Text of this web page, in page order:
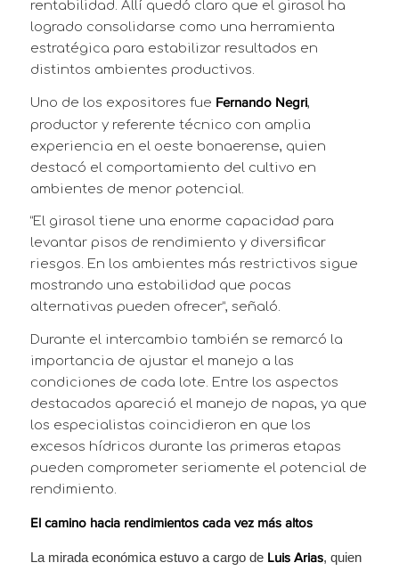
rentabilidad. Allí quedó claro que el girasol ha
logrado consolidarse como una herramienta
estratégica para estabilizar resultados en
distintos ambientes productivos.
Uno de los expositores fue Fernando Negri,
productor y referente técnico con amplia
experiencia en el oeste bonaerense, quien
destacó el comportamiento del cultivo en
ambientes de menor potencial.
“El girasol tiene una enorme capacidad para
levantar pisos de rendimiento y diversificar
riesgos. En los ambientes más restrictivos sigue
mostrando una estabilidad que pocas
alternativas pueden ofrecer”, señaló.
Durante el intercambio también se remarcó la
importancia de ajustar el manejo a las
condiciones de cada lote. Entre los aspectos
destacados apareció el manejo de napas, ya que
los especialistas coincidieron en que los
excesos hídricos durante las primeras etapas
pueden comprometer seriamente el potencial de
rendimiento.
El camino hacia rendimientos cada vez más altos
La mirada económica estuvo a cargo de Luis Arias, quien